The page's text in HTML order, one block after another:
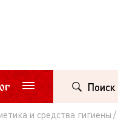
Поиск
и средства гигиены